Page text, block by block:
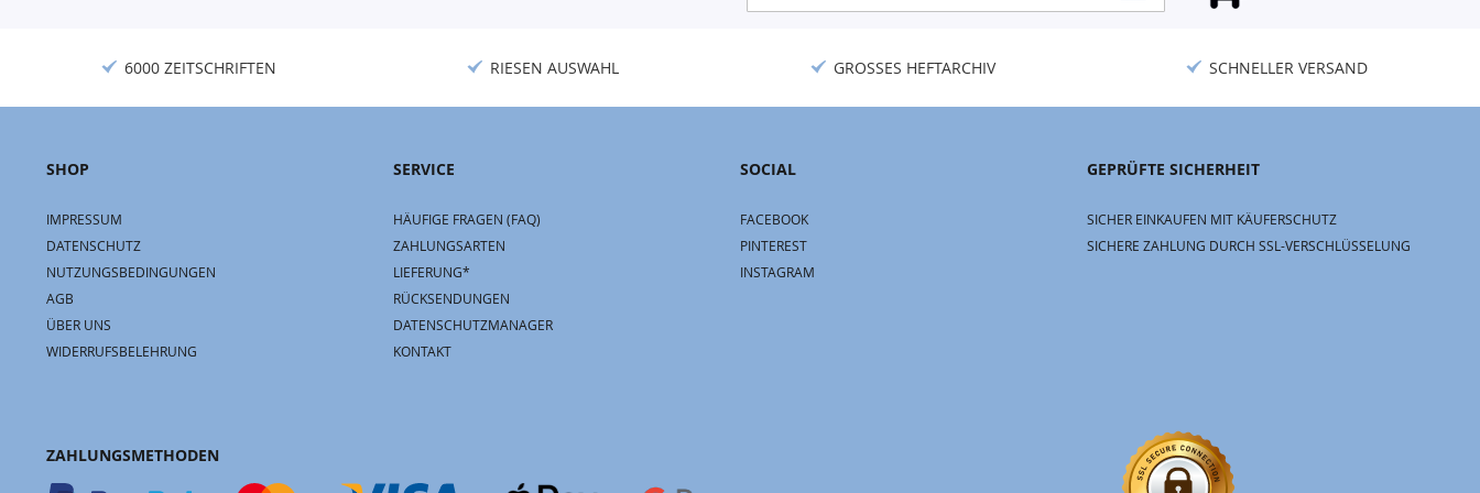
Newsletter:
6000 ZEITSCHRIFTEN RIESEN AUSWAHL GROSSES HEFTARCHIV SCHNELLER VERSAND
SHOP
IMPRESSUM
DATENSCHUTZ
NUTZUNGSBEDINGUNGEN
AGB
ÜBER UNS
WIDERRUFSBELEHRUNG
SERVICE
HÄUFIGE FRAGEN (FAQ)
ZAHLUNGSARTEN
LIEFERUNG*
RÜCKSENDUNGEN
DATENSCHUTZMANAGER
KONTAKT
SOCIAL
FACEBOOK
PINTEREST
INSTAGRAM
GEPRÜFTE SICHERHEIT
SICHER EINKAUFEN MIT KÄUFERSCHUTZ
SICHERE ZAHLUNG DURCH SSL-VERSCHLÜSSELUNG
ZAHLUNGSMETHODEN